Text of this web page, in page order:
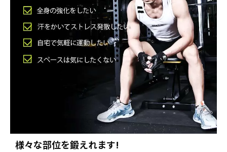
様々な部位を鍛えれます!